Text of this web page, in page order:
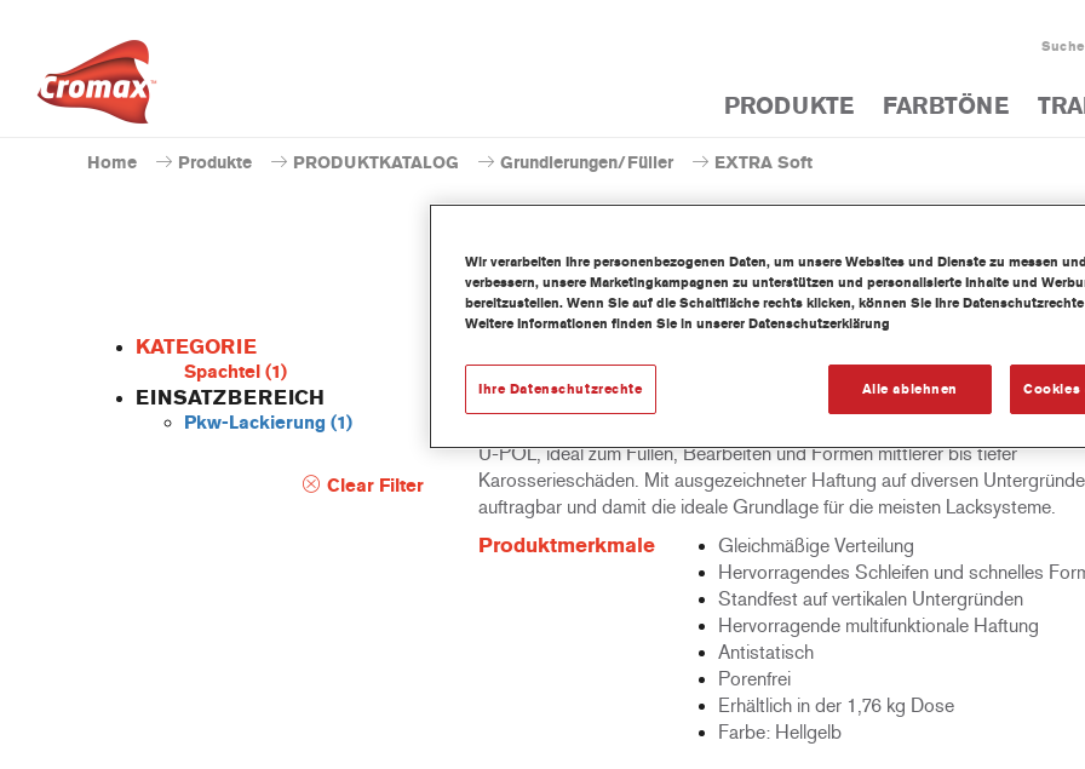
Suche
PRODUKTE FARBTÖNE
Home Produkte PRODUKTKATALOG Grundierungen/Füller EXTRA Soft
KATEGORIE
Spachtel (1)
EINSATZBEREICH
Pkw-Lackierung (1)
Clear Filter
EXTRA
U-POL, ideal zum Füllen, Bearbeiten und Formen mittlerer bis tiefer
Karosserieschäden. Mit ausgezeichneter Haftung auf diversen
auftragbar und damit die ideale Grundlage für die meisten Lacksysteme.
Produktmerkmale
Gleichmäßige Verteilung
Hervorragendes Schleifen und schnelles
Standfest auf vertikalen Untergründen
Hervorragende multifunktionale Haftung
Antistatisch
Porenfrei
Erhältlich in der 1,76 kg Dose
Farbe: Hellgelb
Wir verarbeiten Ihre personenbezogenen Daten, um unsere Websites und Dienste zu messen
verbessern, unsere Marketingkampagnen zu unterstützen und personalisierte Inhalte und
bereitzustellen. Wenn Sie auf die Schaltfläche rechts klicken, können Sie Ihre
Weitere Informationen finden Sie in unserer Datenschutzerklärung
Alle ablehnen Cookies
Ihre Datenschutzrechte